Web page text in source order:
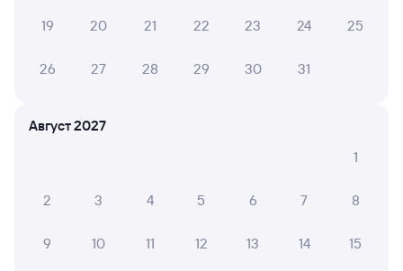
Обратные билеты из Минска в Тулу
Отели Тулы
19 20 21 22 23 24 25
26 27 28 29 30 31
Август 2027
1
2 3 4 5 6 7 8
9 10 11 12 13 14 15